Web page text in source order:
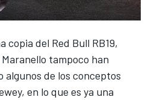
copia del Red Bull RB19,
tampoco han
algunos de los conceptos
, en lo que es ya una